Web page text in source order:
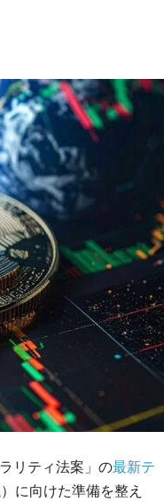
リティ法案」の最新テ
に向けた準備を整え